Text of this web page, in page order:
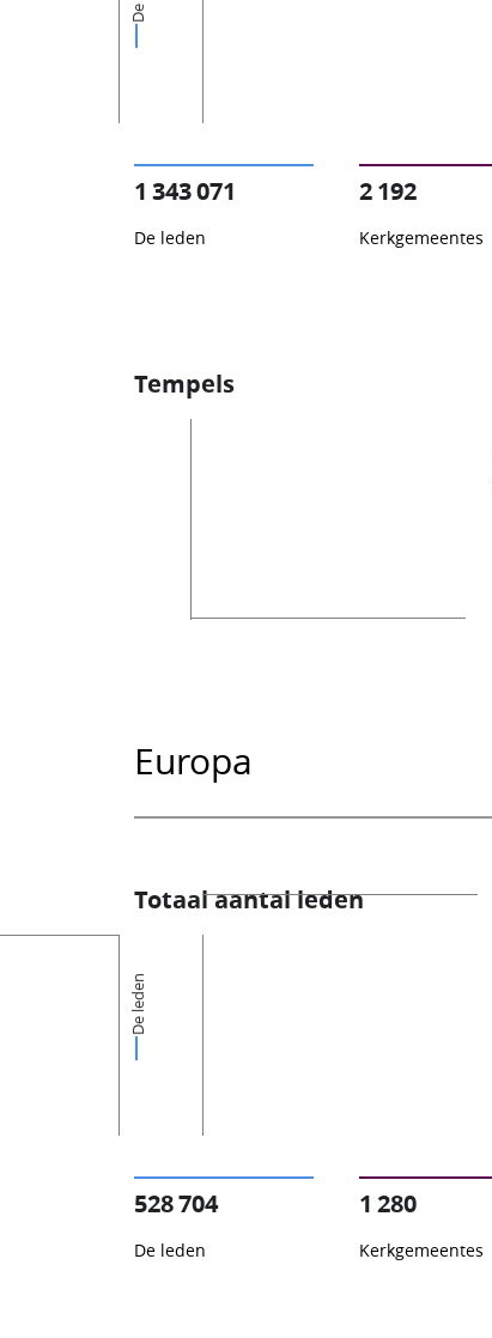
1 343 071
De leden
2 192
Kerkgemeentes
Tempels
Europa
Totaal aantal leden
De leden
528 704
De leden
1 280
Kerkgemeentes